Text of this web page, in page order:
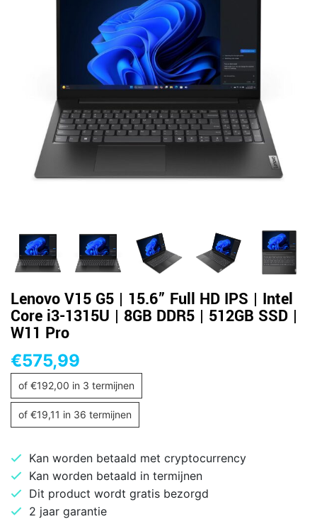
Lenovo V15 G5 | 15.6” Full HD IPS | Intel
Core i3-1315U | 8GB DDR5 | 512GB SSD |
W11 Pro
€575,99
of €192,00 in 3 termijnen
of €19,11 in 36 termijnen
Kan worden betaald met cryptocurrency
Kan worden betaald in termijnen
Dit product wordt gratis bezorgd
2 jaar garantie